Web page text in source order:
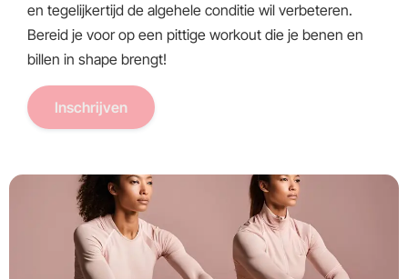
en tegelijkertijd de algehele conditie wil verbeteren.
Bereid je voor op een pittige workout die je benen en
billen in shape brengt!
Inschrijven